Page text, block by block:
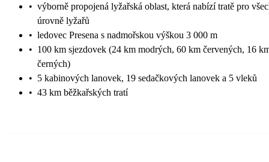
• výborně propojená lyžařská oblast, která nabízí tratě pro
úrovně lyžařů
• ledovec Presena s nadmořskou výškou 3 000 m
• 100 km sjezdovek (24 km modrých, 60 km červených, 16
černých)
• 5 kabinových lanovek, 19 sedačkových lanovek a 5 vleků
• 43 km běžkařských tratí